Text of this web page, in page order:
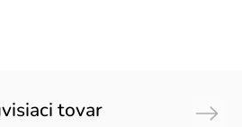
tovar Next